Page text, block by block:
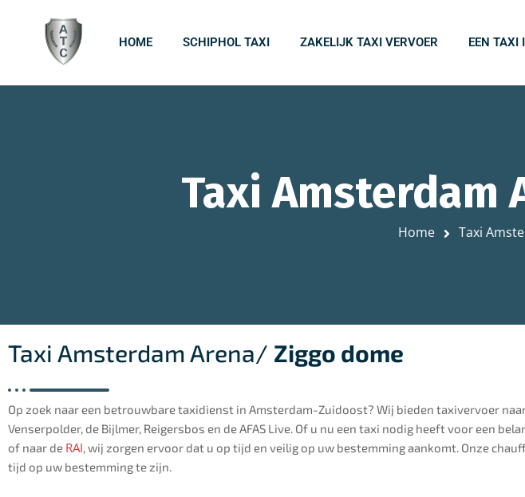
HOME SCHIPHOL TAXI ZAKELIJK TAXI VERVOER EEN TAXI
Taxi Amsterdam
Home Taxi
Taxi Amsterdam Arena/ Ziggo dome
Op zoek naar een betrouwbare taxidienst in Amsterdam-Zuidoost? Wij bieden taxivervoer
Venserpolder, de Bijlmer, Reigersbos en de AFAS Live. Of u nu een taxi nodig heeft voor een
of naar de RAI, wij zorgen ervoor dat u op tijd en veilig op uw bestemming aankomt. Onze
tijd op uw bestemming te zijn.